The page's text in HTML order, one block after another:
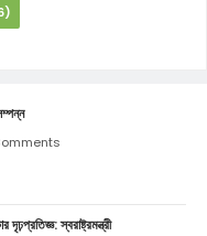
স্বরাষ্ট্রমন্ত্রী